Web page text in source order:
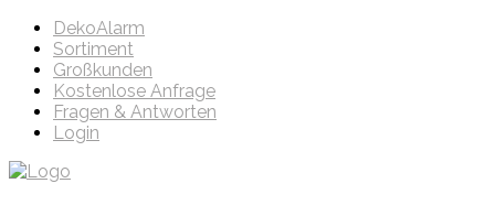
DekoAlarm
Sortiment
Großkunden
Kostenlose Anfrage
Fragen & Antworten
Login